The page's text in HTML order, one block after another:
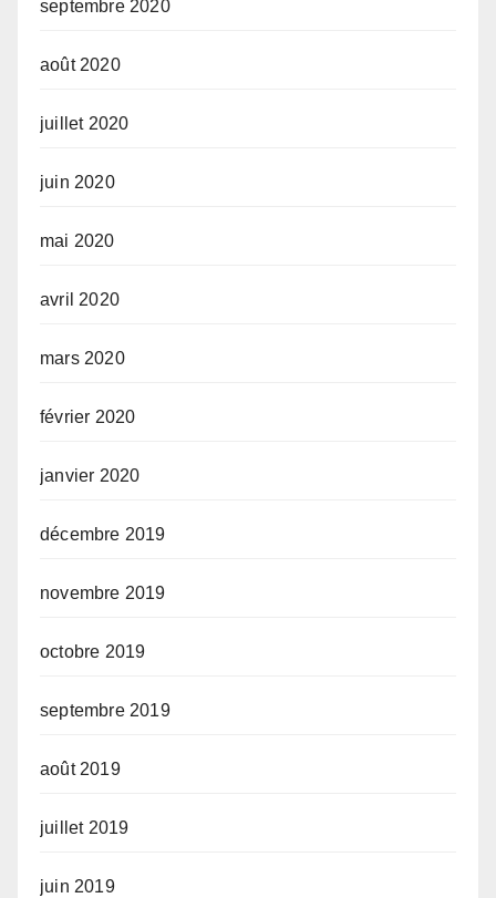
septembre 2020
août 2020
juillet 2020
juin 2020
mai 2020
avril 2020
mars 2020
février 2020
janvier 2020
décembre 2019
novembre 2019
octobre 2019
septembre 2019
août 2019
juillet 2019
juin 2019